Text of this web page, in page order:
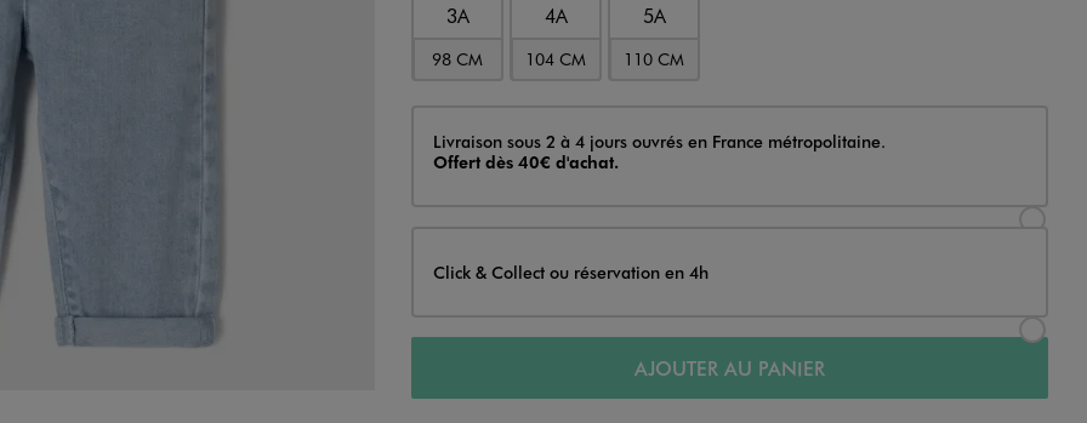
3A
98 CM
4A
104 CM
5A
110 CM
Livraison
Livraison sous 2 à 4 jours ouvrés en France métropolitaine.
Offert dès 40€ d'achat.
Click & Collect ou réservation en 4h
AJOUTER AU PANIER